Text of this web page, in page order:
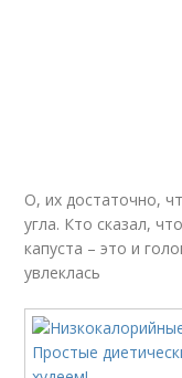
Капусты при
О, их достаточно,
угла. Кто сказал,
капуста – это и
увлеклась